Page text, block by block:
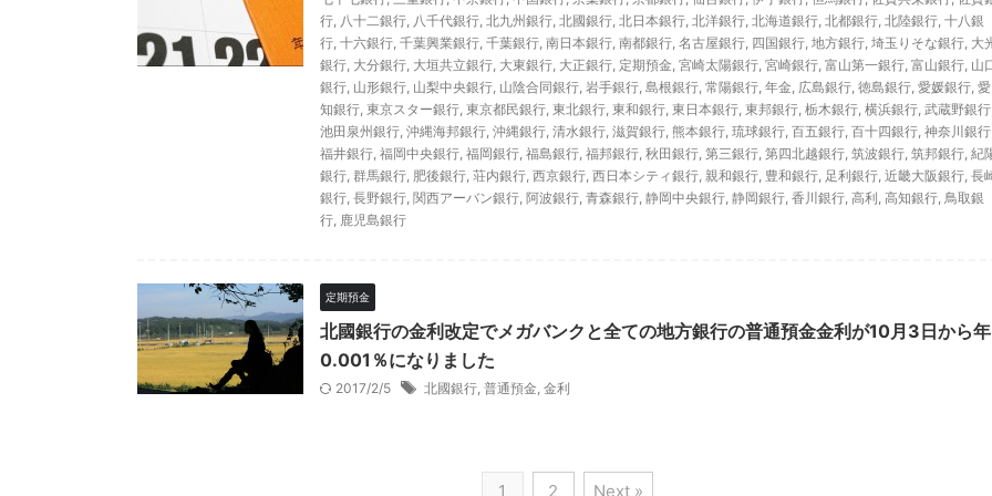
行, 八十二銀行, 八千代銀行, 北九州銀行, 北國銀行, 北日本銀行, 北洋銀行, 北海道銀行, 北都銀行, 北陸銀行, 十八銀
行, 十六銀行, 千葉興業銀行, 千葉銀行, 南日本銀行, 南都銀行, 名古屋銀行, 四国銀行, 地方銀行, 埼玉りそな銀行, 大
銀行, 大分銀行, 大垣共立銀行, 大東銀行, 大正銀行, 定期預金, 宮崎太陽銀行, 宮崎銀行, 富山第一銀行, 富山銀行, 山
銀行, 山形銀行, 山梨中央銀行, 山陰合同銀行, 岩手銀行, 島根銀行, 常陽銀行, 年金, 広島銀行, 徳島銀行, 愛媛銀行, 愛
知銀行, 東京スター銀行, 東京都民銀行, 東北銀行, 東和銀行, 東日本銀行, 東邦銀行, 栃木銀行, 横浜銀行, 武蔵野銀行
池田泉州銀行, 沖縄海邦銀行, 沖縄銀行, 清水銀行, 滋賀銀行, 熊本銀行, 琉球銀行, 百五銀行, 百十四銀行, 神奈川銀行
福井銀行, 福岡中央銀行, 福岡銀行, 福島銀行, 福邦銀行, 秋田銀行, 第三銀行, 第四北越銀行, 筑波銀行, 筑邦銀行, 紀
銀行, 群馬銀行, 肥後銀行, 荘内銀行, 西京銀行, 西日本シティ銀行, 親和銀行, 豊和銀行, 足利銀行, 近畿大阪銀行, 長
銀行, 長野銀行, 関西アーバン銀行, 阿波銀行, 青森銀行, 静岡中央銀行, 静岡銀行, 香川銀行, 高利, 高知銀行, 鳥取銀
行, 鹿児島銀行
定期預金
北國銀行の金利改定でメガバンクと全ての地方銀行の普通預金金利が10月3日から年
0.001％になりました
2017/2/5 北國銀行, 普通預金, 金利
1 2 Next »